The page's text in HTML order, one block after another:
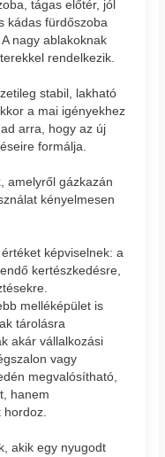
tágas előtér, jól
kádas fürdőszoba
nagy ablakoknak
rendelkezik.
stabil, lakható
a mai igényekhez
arra, hogy az új
formálja.
amelyről gázkazán
kényelmesen
képviselnek: a
kertészkedésre,
melléképület is
tárolásra
akár vállalkozási
vagy
megvalósítható,
hanem
akik egy nyugodt